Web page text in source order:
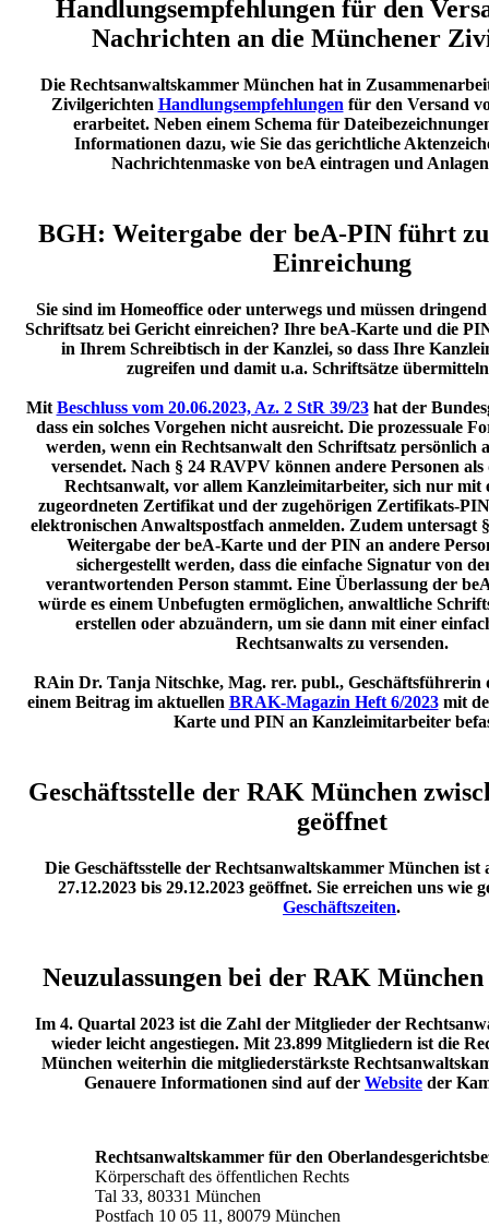
Handlungsempfehlungen für den
Nachrichten an die Münchener
Die Rechtsanwaltskammer München hat in
Zivilgerichten Handlungsempfehlungen für den Versand
erarbeitet. Neben einem Schema für
Informationen dazu, wie Sie das gerichtliche
Nachrichtenmaske von beA eintragen und
BGH: Weitergabe der beA-PIN führt
Einreichung
Sie sind im Homeoffice oder unterwegs und müssen
Schriftsatz bei Gericht einreichen? Ihre beA-Karte und die
in Ihrem Schreibtisch in der Kanzlei, so dass Ihre
zugreifen und damit u.a. Schriftsätze
Mit Beschluss vom 20.06.2023, Az. 2 StR 39/23hat der
dass ein solches Vorgehen nicht ausreicht. Die prozessuale
werden, wenn ein Rechtsanwalt den Schriftsatz persönlich
versendet. Nach § 24 RAVPV können andere Personen
Rechtsanwalt, vor allem Kanzleimitarbeiter, sich nur mit
zugeordneten Zertifikat und der zugehörigen Zertifikats-
elektronischen Anwaltspostfach anmelden. Zudem untersagt
Weitergabe der beA-Karte und der PIN an andere
sichergestellt werden, dass die einfache Signatur von
verantwortenden Person stammt. Eine Überlassung der
würde es einem Unbefugten ermöglichen, anwaltliche
erstellen oder abzuändern, um sie dann mit einer
Rechtsanwalts zu versenden.
RAin Dr. Tanja Nitschke, Mag. rer. publ., Geschäftsführerin
einem Beitrag im aktuellen BRAK-Magazin Heft 6/2023mit
Karte und PIN an Kanzleimitarbeiter
Geschäftsstelle der RAK München
geöffnet
Die Geschäftsstelle der Rechtsanwaltskammer München
27.12.2023 bis 29.12.2023 geöffnet. Sie erreichen uns wie
Geschäftszeiten.
Neuzulassungen bei der RAK
Im 4. Quartal 2023 ist die Zahl der Mitglieder der
wieder leicht angestiegen. Mit 23.899 Mitgliedern ist die
München weiterhin die mitgliederstärkste
Genauere Informationen sind auf der Website der
Rechtsanwaltskammer für den
Körperschaft des öffentlichen Rechts
Tal 33, 80331 München
Postfach 10 05 11, 80079 München